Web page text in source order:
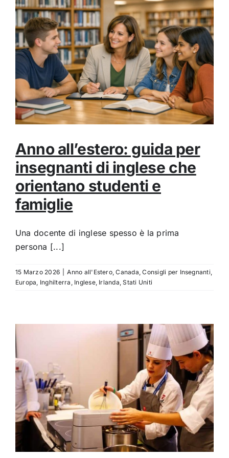
Anno all’estero: guida per
insegnanti di inglese che
orientano studenti e
famiglie
Una docente di inglese spesso è la prima
persona [...]
15 Marzo 2026 Anno all'Estero,Canada,Consigli per Insegnanti,
Europa, Inghilterra , Inglese, Irlanda,Stati Uniti